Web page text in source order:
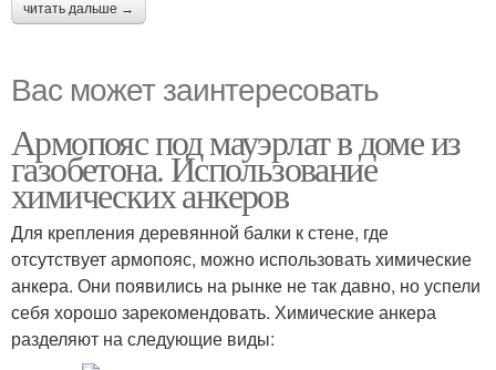
читать дальше →
Вас может заинтересовать
Армопояс под мауэрлат в доме из
газобетона. Использование
химических анкеров
Для крепления деревянной балки к стене, где
отсутствует армопояс, можно использовать химические
анкера. Они появились на рынке не так давно, но успели
себя хорошо зарекомендовать. Химические анкера
разделяют на следующие виды: